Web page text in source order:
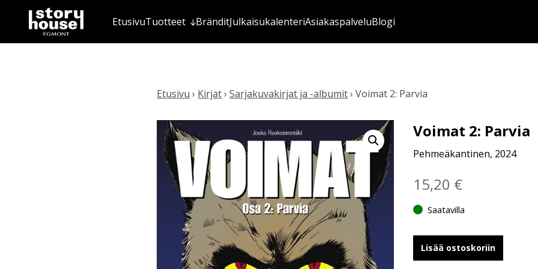
EtusivuTuotteet BränditJulkaisukalenteriAsiakaspalveluBlogi
Etusivu › Kirjat›Sarjakuvakirjat ja -albumit›Voimat 2: Parvia
Voimat 2: Parvia
Pehmeäkantinen, 2024
15,20 €
Saatavilla
Lisää ostoskoriin